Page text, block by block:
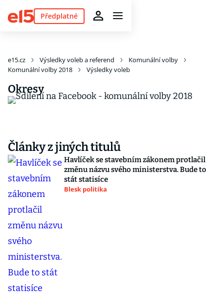
Předplatné
e15.cz Výsledky voleb a referend
Komunální volby
Komunální volby 2018
Výsledky voleb
Okresy
Články z jiných titulů
Havlíček se stavebním zákonem protlačil
změnu názvu svého ministerstva. Bude to
stát statisíce
Blesk politika